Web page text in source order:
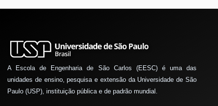
A Escola de Engenharia de São Carlos (EESC) é uma das
unidades de ensino, pesquisa e extensão da Universidade de São
Paulo (USP), instituição pública e de padrão mundial.